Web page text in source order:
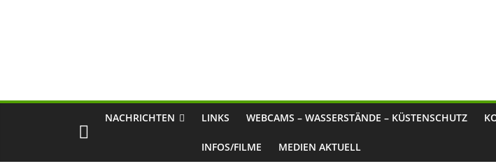
NACHRICHTEN LINKS WEBCAMS – WASSERSTÄNDE – KÜSTENSCHUTZ
INFOS/FILME MEDIEN AKTUELL